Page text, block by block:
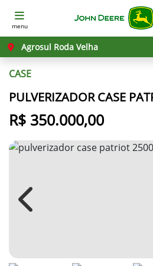
menu
Agrosul Roda Velha
CASE
PULVERIZADOR CASE
R$ 350.000,00
Previous